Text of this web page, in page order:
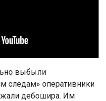
выбыли
следам» оперативники
дебошира. Им